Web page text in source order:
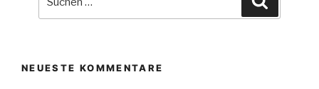
NEUESTE KOMMENTARE